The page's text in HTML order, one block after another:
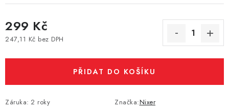
Kontakty
Prodejny Volná místa
299 Kč
247,11 Kč bez DPH
PŘIDAT DO KOŠÍKU
Záruka: 2 roky Značka:Nixer